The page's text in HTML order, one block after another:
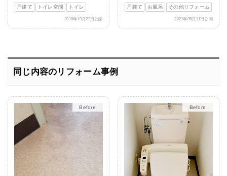
戸建て
トイレ空間 トイレ
2018年10月22日公開
戸建て
お風呂 その他リフォーム
2021年05月21日公開
同じ内容のリフォーム事例
After After